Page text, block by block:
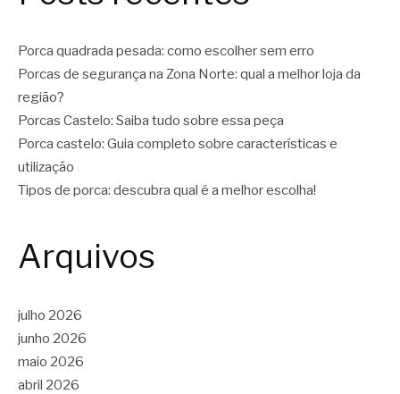
Porca quadrada pesada: como escolher sem erro
Porcas de segurança na Zona Norte: qual a melhor loja da
região?
Porcas Castelo: Saiba tudo sobre essa peça
Porca castelo: Guia completo sobre características e
utilização
Tipos de porca: descubra qual é a melhor escolha!
Arquivos
julho 2026
junho 2026
maio 2026
abril 2026